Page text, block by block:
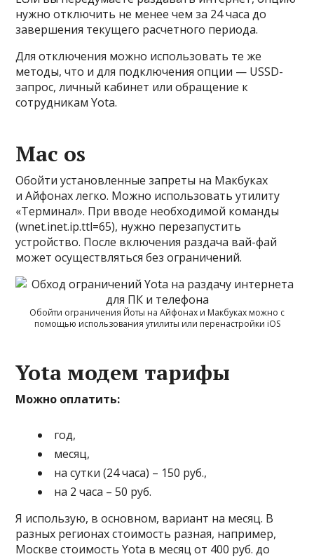
нужно отключить не менее чем за 24 часа до
завершения текущего расчетного периода.
Для отключения можно использовать те же
методы, что и для подключения опции — USSD-
запрос, личный кабинет или обращение к
сотрудникам Yota.
Mac os
Обойти установленные запреты на Макбуках
и Айфонах легко. Можно использовать утилиту
«Терминал». При вводе необходимой команды
(wnet.inet.ip.ttl=65), нужно перезапустить
устройство. После включения раздача вай-фай
может осуществляться без ограничений.
Обойти ограничения Йоты на Айфонах и Макбуках можно с
помощью использования утилиты или перенастройки iOS
Yota модем тарифы
Можно оплатить:
год,
месяц,
на сутки (24 часа) – 150 руб.,
на 2 часа – 50 руб.
Я использую, в основном, вариант на месяц. В
разных регионах стоимость разная, например,
Москве стоимость Yota в месяц от 400 руб. до